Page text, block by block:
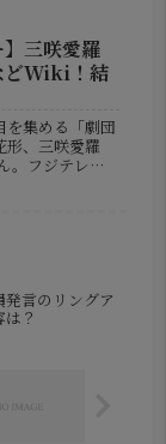
生日おめでと
】三咲愛羅
どWiki！結
を集める「劇団
形、三咲愛羅
。フジテレビ
発言のリングア
？